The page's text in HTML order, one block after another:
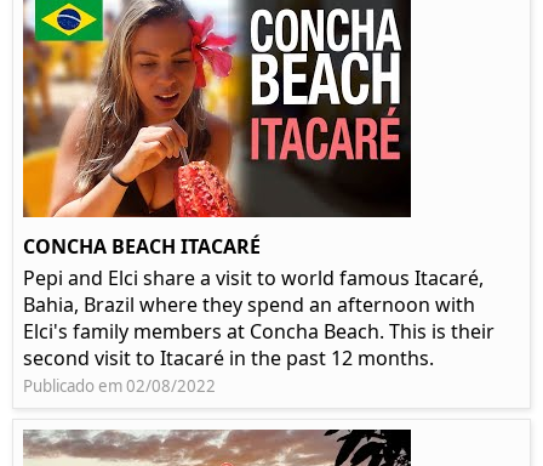
CONCHA BEACH ITACARÉ
Pepi and Elci share a visit to world famous Itacaré,
Bahia, Brazil where they spend an afternoon with
Elci's family members at Concha Beach. This is their
second visit to Itacaré in the past 12 months.
Publicado em 02/08/2022